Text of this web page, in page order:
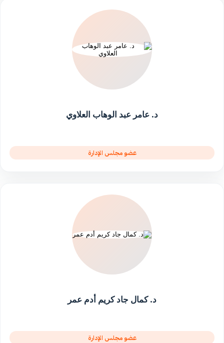
د. عامر عبد الوهاب العلاوي
عضو مجلس الإدارة
د. كمال جاد كريم أدم عمر
عضو مجلس الإدارة